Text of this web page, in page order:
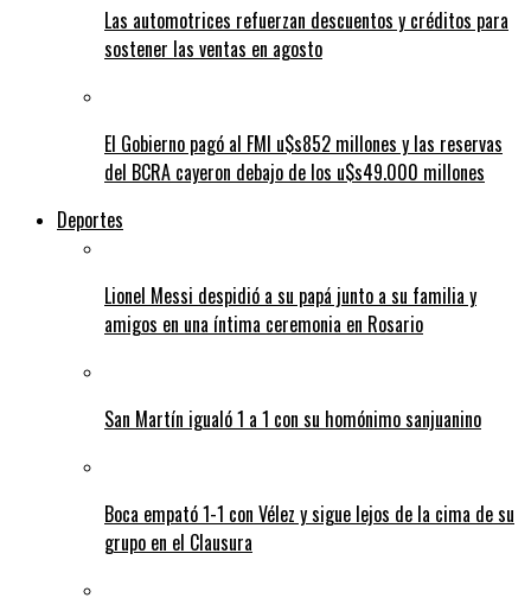
Las automotrices refuerzan descuentos y créditos para
sostener las ventas en agosto
El Gobierno pagó al FMI u$s852 millones y las reservas
del BCRA cayeron debajo de los u$s49.000 millones
Deportes
Lionel Messi despidió a su papá junto a su familia y
amigos en una íntima ceremonia en Rosario
San Martín igualó 1 a 1 con su homónimo sanjuanino
Boca empató 1-1 con Vélez y sigue lejos de la cima de su
grupo en el Clausura